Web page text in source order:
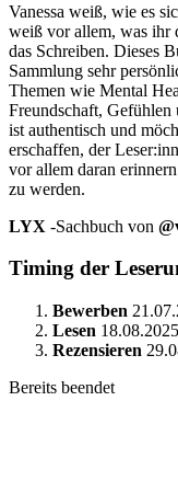
Vanessa weiß, wie es
weiß vor allem, was ihr
das Schreiben. Dieses
Sammlung sehr
Themen wie Mental
Freundschaft, Gefühlen
ist authentisch und
erschaffen, der
vor allem daran
zu werden.
LYX -Sachbuch von
Timing der
Bewerben
Lesen
Rezensieren
Bereits beendet